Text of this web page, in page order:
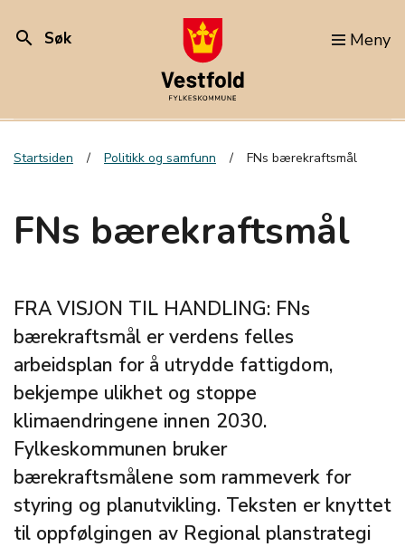
search Søk Meny
Startsiden Politikk og samfunn FNs bærekraftsmål
FNs bærekraftsmål
FRA VISJON TIL HANDLING: FNs
bærekraftsmål er verdens felles
arbeidsplan for å utrydde fattigdom,
bekjempe ulikhet og stoppe
klimaendringene innen 2030.
Fylkeskommunen bruker
bærekraftsmålene som rammeverk for
styring og planutvikling. Teksten er knyttet
til oppfølgingen av Regional planstrategi